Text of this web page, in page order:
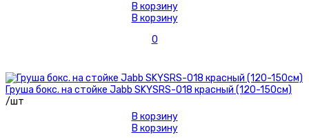
В корзину
В корзину
0
Груша бокс. на стойке Jabb SKYSRS-018 красный (120-150см)
/шт
В корзину
В корзину